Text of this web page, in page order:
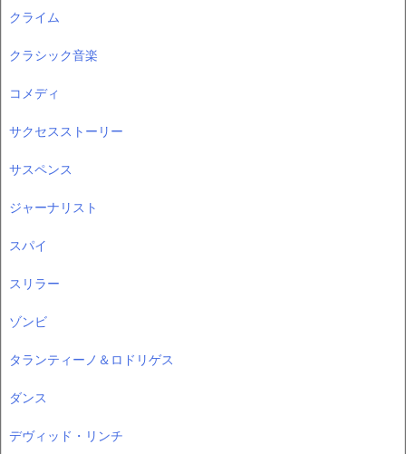
クライム
クラシック音楽
コメディ
サクセスストーリー
サスペンス
ジャーナリスト
スパイ
スリラー
ゾンビ
タランティーノ＆ロドリゲス
ダンス
デヴィッド・リンチ